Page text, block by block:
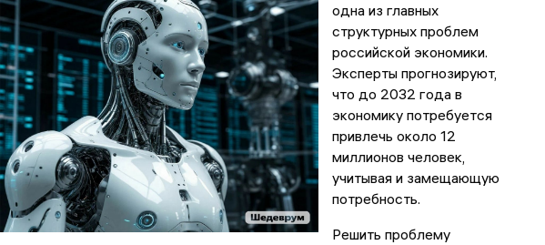
одна из главных
структурных проблем
российской экономики.
Эксперты прогнозируют,
что до 2032 года в
экономику потребуется
привлечь около 12
миллионов человек,
учитывая и замещающую
потребность.
Решить проблему